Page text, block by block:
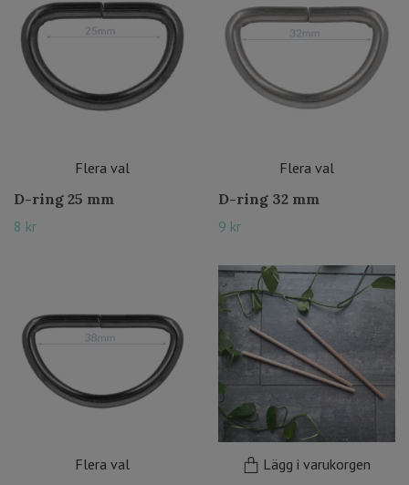
Flera val
D-ring 25 mm
8 kr
Flera val
D-ring 32 mm
9 kr
Flera val
Lägg i varukorgen